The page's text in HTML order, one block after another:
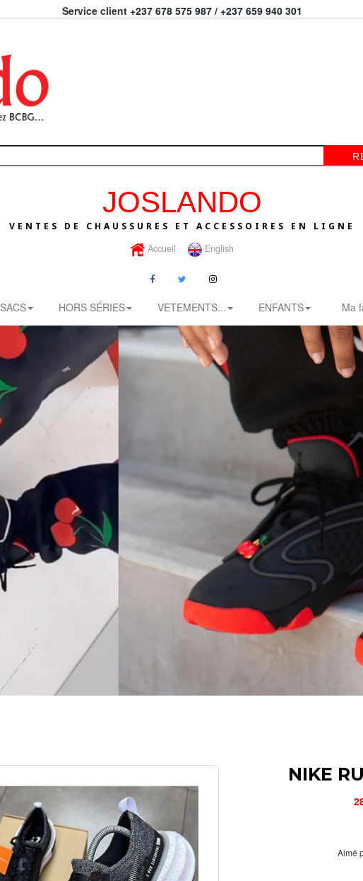
Service client +237 678 575 987 / +237 659 940 301
JOSLANDO
VENTES DE CHAUSSURES ET ACCESSOIRES EN LIGNE
Accueil English
SACS HORS SÉRIES VETEMENTS... ENFANTS Ma
NIKE
Aimé